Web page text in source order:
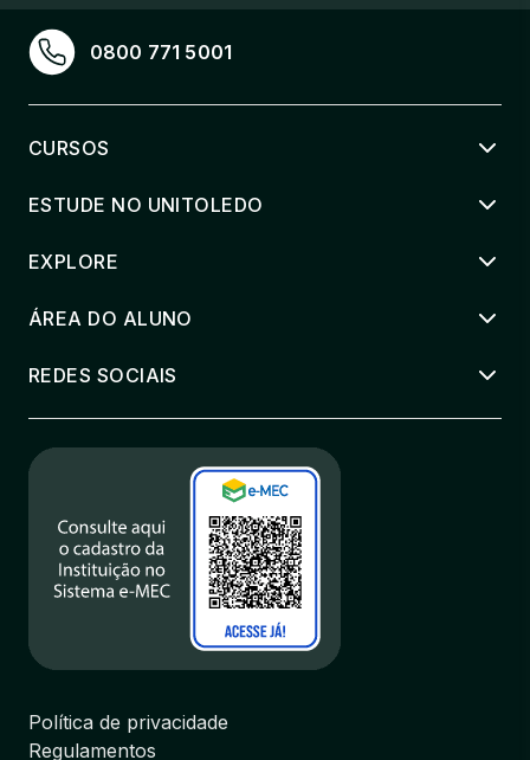
0800 771 5001
CURSOS
ESTUDE NO UNITOLEDO
EXPLORE
ÁREA DO ALUNO
REDES SOCIAIS
Política de privacidade
Regulamentos